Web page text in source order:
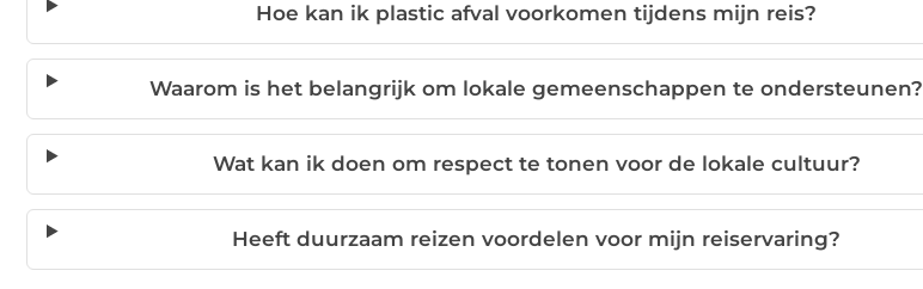
Hoe kan ik plastic afval voorkomen tijdens mijn reis?
Waarom is het belangrijk om lokale gemeenschappen te ondersteunen?
Wat kan ik doen om respect te tonen voor de lokale cultuur?
Heeft duurzaam reizen voordelen voor mijn reiservaring?